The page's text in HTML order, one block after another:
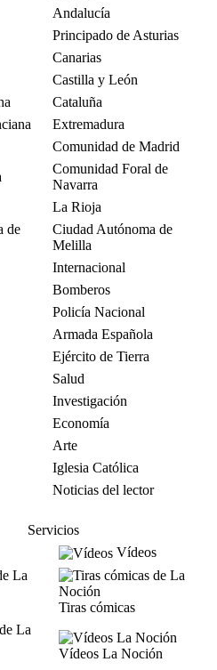
Andalucía
Principado de Asturias
Canarias
Castilla y León
Cataluña
Extremadura
Comunidad de Madrid
Comunidad Foral de
Navarra
La Rioja
de
Ciudad Autónoma de
Melilla
Internacional
Bomberos
Policía Nacional
Armada Española
Ejército de Tierra
Salud
Investigación
Economía
Arte
Iglesia Católica
Noticias del lector
Servicios
Vídeos
Tiras cómicas
Vídeos La Noción